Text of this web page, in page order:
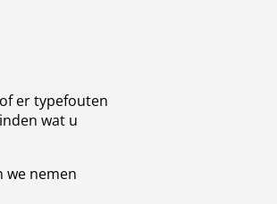
er typefouten
wat u
we nemen